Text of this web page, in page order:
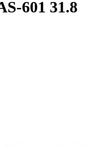
601 31.8